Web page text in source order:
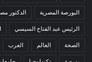
البورصة المصرية الدكتور
الرئيس عبد الفتاح السيسي
الصحة العالم العرب